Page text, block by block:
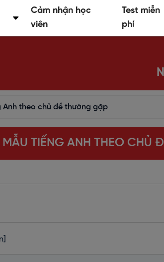
Cảm nhận học
viên
Test miễn
phí
Anh theo chủ đề thường gặp
TIẾNG ANH THEO CHỦ